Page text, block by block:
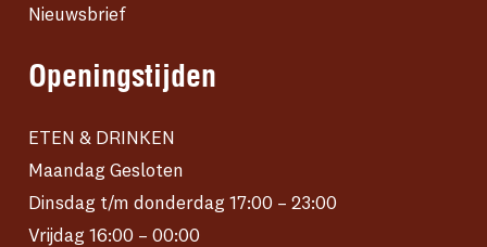
Nieuwsbrief
Openingstijden
ETEN & DRINKEN
Maandag Gesloten
Dinsdag t/m donderdag 17:00 – 23:00
Vrijdag 16:00 – 00:00